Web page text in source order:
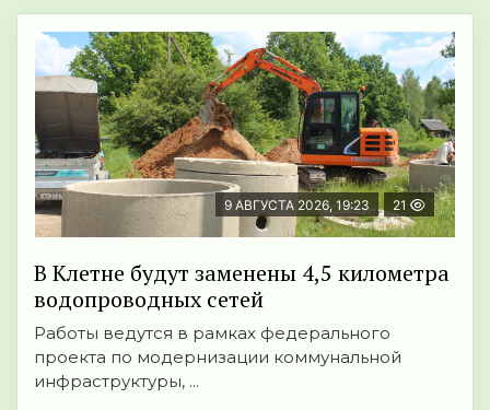
9 АВГУСТА 2026, 19:23 21
В Клетне будут заменены 4,5 километра
водопроводных сетей
Работы ведутся в рамках федерального
проекта по модернизации коммунальной
инфраструктуры, ...